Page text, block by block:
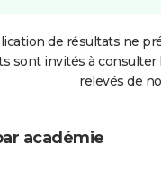
de résultats ne
sont invités à
relevés de
académie